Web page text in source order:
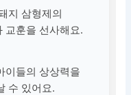
지 삼형제의
교훈을 선사해요.
이들의 상상력을
수 있어요.